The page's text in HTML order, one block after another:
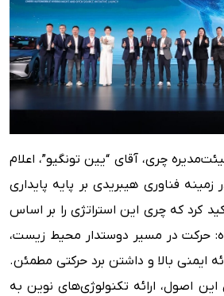
چری، آقای “یین تونگیو”، اعلام
فناوری هیبریدی بر پایه پایداری
کرد که چری این استراتژی را بر اساس
حرکت در مسیر دوستدار محیط زیست،
ایمنی بالا و داشتن برد حرکتی مطمئن.
اصول، ارائه تکنولوژی‌های نوین به